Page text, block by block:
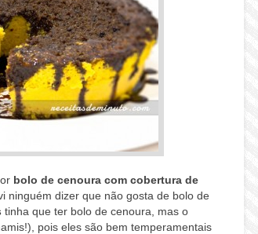
bolo de cenoura com cobertura de
ninguém dizer que não gosta de bolo de
tinha que ter bolo de cenoura, mas o
pois eles são bem temperamentais